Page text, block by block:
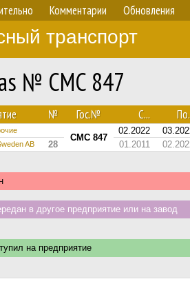
Комментарии Обновления
транспорт
№ CMC 847
№ Гос.№ С...
CMC 847
02.2022
AB 28 01.2011
в другое предприятие или на завод
на предприятие